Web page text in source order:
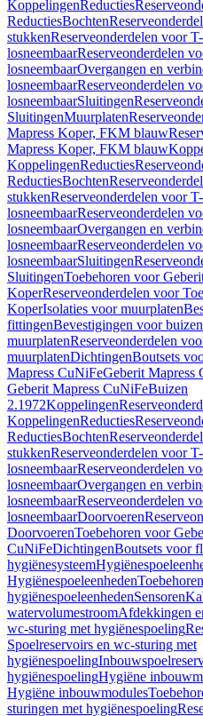
KoppelingenReducties
ReductiesBochten
stukkenReserveonderdelen voor
losneembaarReserveonderdelen
losneembaarOvergangen en
losneembaarReserveonderdelen
losneembaarSluitingen
SluitingenMuurplaten
Mapress Koper, FKM blauw
Mapress Koper, FKM blauw
KoppelingenReducties
ReductiesBochten
stukkenReserveonderdelen voor
losneembaarReserveonderdelen
losneembaarOvergangen en
losneembaarReserveonderdelen
losneembaarSluitingen
SluitingenToebehoren voor
KoperReserveonderdelen voor
KoperIsolaties voor muurplaten
fittingenBevestigingen voor buizen
muurplatenReserveonderdelen
muurplatenDichtingenBoutsets
Mapress CuNiFeGeberit Mapress
Geberit Mapress CuNiFeBuizen
2.1972Koppelingen
KoppelingenReducties
ReductiesBochten
stukkenReserveonderdelen voor
losneembaarReserveonderdelen
losneembaarOvergangen en
losneembaarReserveonderdelen
losneembaarDoorvoeren
DoorvoerenToebehoren voor
CuNiFeDichtingenBoutsets voor
hygiënesysteem
Hygiënespoeleenheden
hygiënespoeleenhedenSensoren
watervolumestroomAfdekkingen
wc-sturing met hygiënespoeling
Spoelreservoirs en wc-sturing met
hygiënespoeling
hygiënespoelingHygiëne
Hygiëne inbouwmodules
sturingen met hygiënespoeling